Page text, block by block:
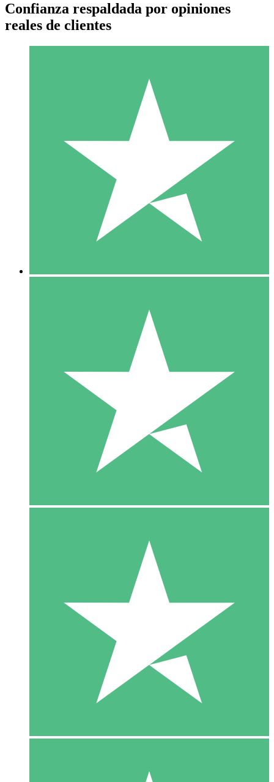
Paquetes de Créditos Individuales
Paga según el uso con créditos de descarga. Sin compromiso
10 00
10 Descargas
20 00
Confianza respaldada por opiniones
reales de clientes